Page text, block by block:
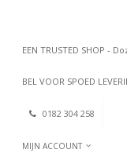
EEN TRUSTED SHOP -
BEL VOOR SPOED
0182 304 258
MIJN ACCOUNT